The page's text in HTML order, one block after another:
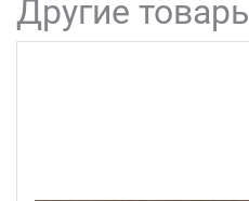
Другие